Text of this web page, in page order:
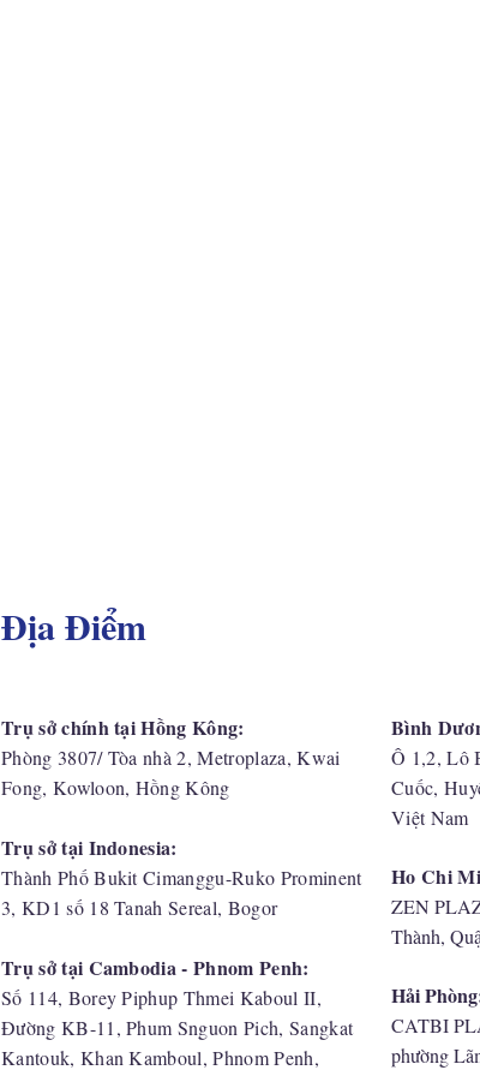
Địa Điểm
Trụ sở chính tại Hồng Kông:
Phòng 3807/ Tòa nhà 2, Metroplaza, Kwai
Fong, Kowloon, Hồng Kông
Trụ sở tại Indonesia:
​Thành Phố Bukit Cimanggu-Ruko Prominent
3, KD1 số 18 Tanah Sereal, Bogor
Trụ sở tại Cambodia - Phnom Penh:
Số 114, Borey Piphup Thmei Kaboul II,
Đường KB-11, Phum Snguon Pich, Sangkat
Kantouk, Khan Kamboul, Phnom Penh,
Bình
Ô 1,2, Lô
Cuốc,
Việt Nam
Ho Chi
ZEN
Thành,
Hải
CATBI
phường